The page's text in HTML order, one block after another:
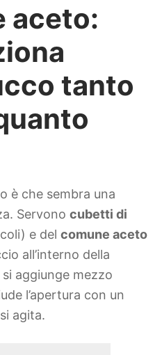
aceto:
tanto
è che sembra una
Servono cubetti di
e del comune aceto
all’interno della
aggiunge mezzo
l’apertura con un
agita.